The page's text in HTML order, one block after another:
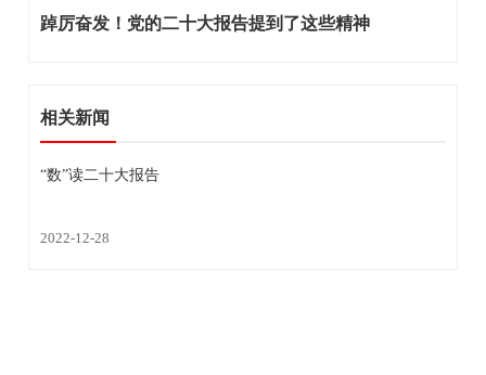
踔厉奋发！党的二十大报告提到了这些精神
相关新闻
“数”读二十大报告
2022-12-28